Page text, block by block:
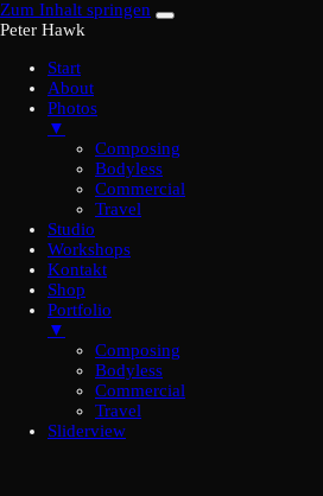
Zum Inhalt springen
Peter Hawk
Start
About
Photos
▼
Composing
Bodyless
Commercial
Travel
Studio
Workshops
Kontakt
Shop
Portfolio
▼
Composing
Bodyless
Commercial
Travel
Sliderview